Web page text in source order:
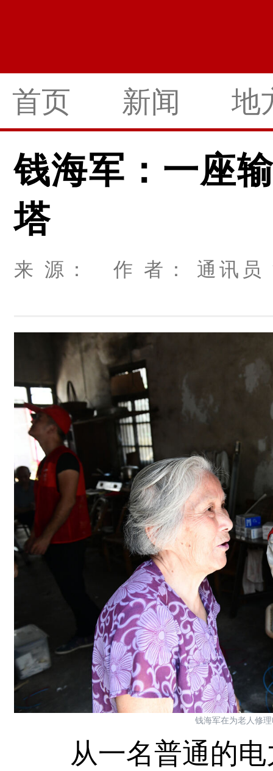
首页 新闻 地
钱海军：一座
塔
来 源： 作 者： 通讯
钱海军在为老人修
从一名普通的电